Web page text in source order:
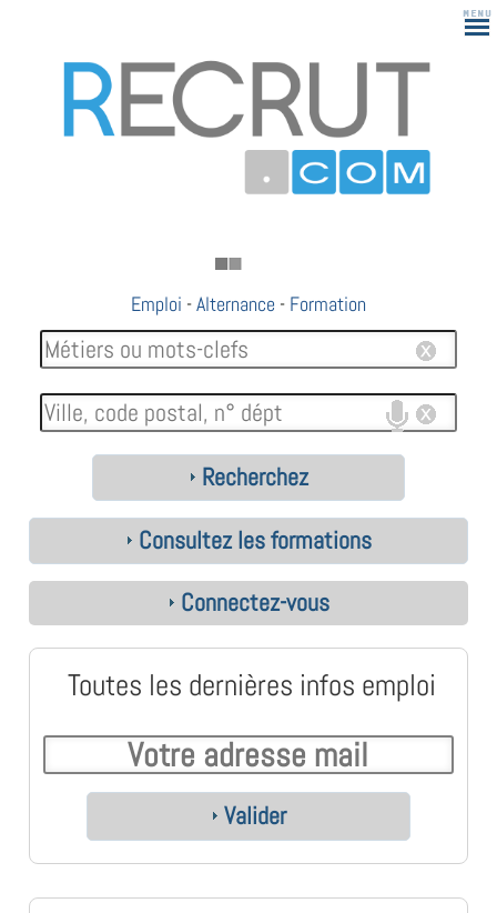
Emploi -Alternance - Formation
Recherchez
Consultez les formations
Connectez-vous
Toutes les dernières infos emploi
Valider